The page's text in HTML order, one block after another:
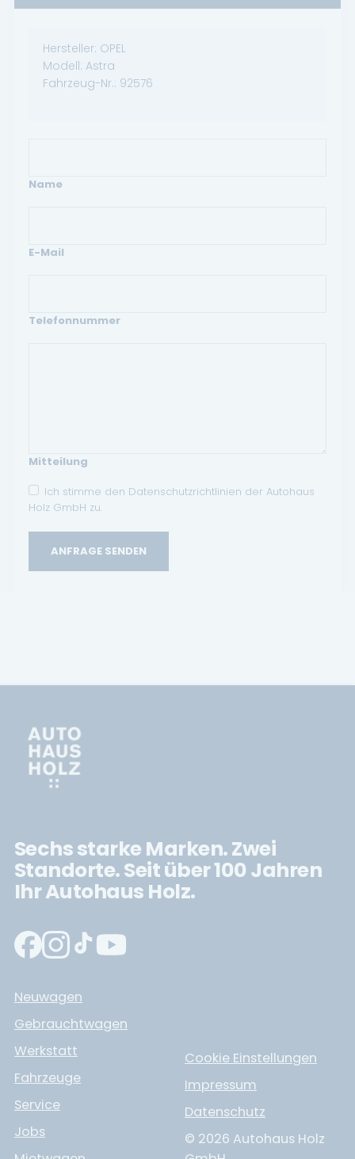
Hersteller: OPEL
Modell: Astra
Fahrzeug-Nr.: 92576
Name
E-Mail
Telefonnummer
Mitteilung
Ich stimme den Datenschutzrichtlinien der Autohaus
Holz GmbH zu.
ANFRAGE SENDEN
Sechs starke Marken. Zwei
Standorte. Seit über 100 Jahren
Ihr Autohaus Holz.
Neuwagen
Gebrauchtwagen
Werkstatt
Fahrzeuge
Service
Jobs
Cookie Einstellungen
Impressum
Datenschutz
© 2026 Autohaus Holz